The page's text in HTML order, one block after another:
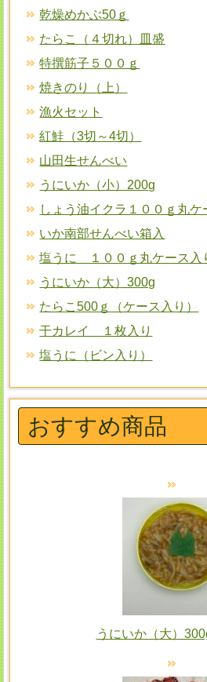
乾燥めかぶ50ｇ
たらこ（４切れ）皿盛
特撰筋子５００ｇ
焼きのり（上）
漁火セット
紅鮭（3切～4切）
山田生せんべい
うにいか（小）200g
しょう油イクラ１００ｇ丸ケ
いか南部せんべい箱入
塩うに １００ｇ丸ケース入
うにいか（大）300g
たらこ500ｇ（ケース入り）
干カレイ １枚入り
塩うに（ビン入り）
おすすめ商品
うにいか（大）